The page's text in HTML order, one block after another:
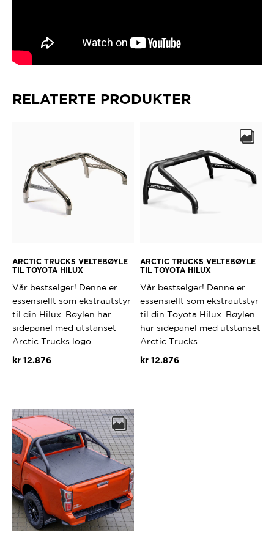
RELATERTE PRODUKTER
ARCTIC TRUCKS VELTEBØYLE
TIL TOYOTA HILUX
Vår bestselger! Denne er
essensiellt som ekstrautstyr
til din Hilux. Bøylen har
sidepanel med utstanset
Arctic Trucks logo.…
kr12.876
ARCTIC TRUCKS VELTEBØYLE
TIL TOYOTA HILUX
Vår bestselger! Denne er
essensiellt som ekstrautstyr
til din Toyota Hilux. Bøylen
har sidepanel med utstanset
Arctic Trucks…
kr 12.876